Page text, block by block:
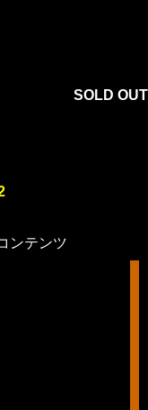
SOLD OUT
ンテンツ